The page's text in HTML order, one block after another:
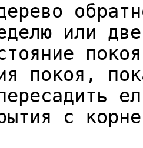
или
покоя,
с